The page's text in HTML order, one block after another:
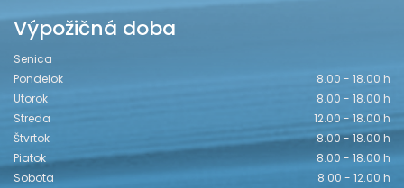
Výpožičná doba
Senica
Pondelok
8.00 - 18.00 h
Utorok
8.00 - 18.00 h
Streda
12.00 - 18.00 h
Štvrtok
8.00 - 18.00 h
Piatok
8.00 - 18.00 h
Sobota
8.00 - 12.00 h